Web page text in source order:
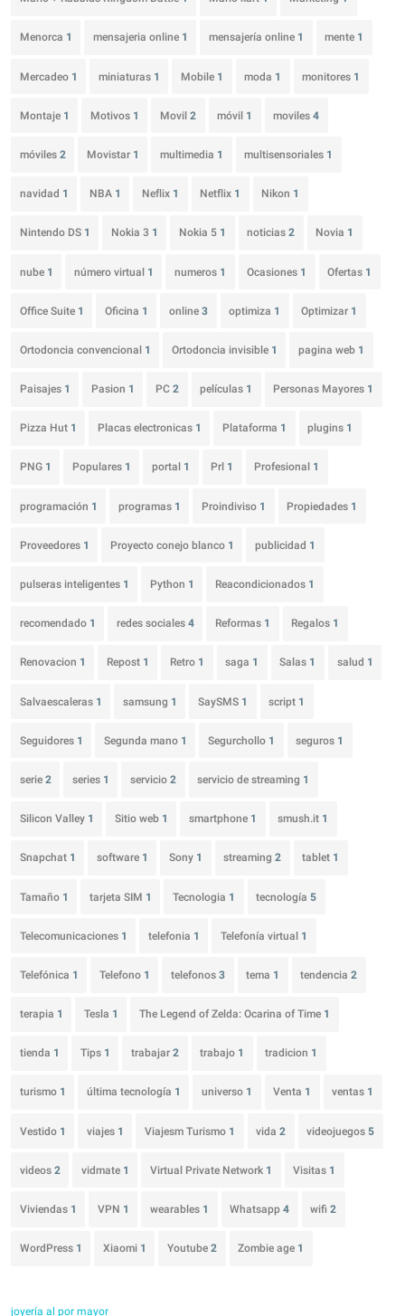
Menorca 1 mensajeria online 1 mensajería online 1 mente 1
Mercadeo 1 miniaturas 1 Mobile 1 moda 1 monitores 1
Montaje 1 Motivos 1 Movil 2 móvil 1 moviles4
móviles 2 Movistar 1 multimedia 1 multisensoriales 1
navidad 1 NBA 1 Neflix 1 Netflix 1 Nikon 1
Nintendo DS 1 Nokia 3 1 Nokia 5 1 noticias2 Novia 1
nube 1 número virtual 1 numeros 1 Ocasiones 1 Ofertas 1
Office Suite 1 Oficina 1 online 3 optimiza 1 Optimizar 1
Ortodoncia convencional 1 Ortodoncia invisible 1 pagina web 1
Paisajes 1 Pasion 1 PC 2 películas 1 Personas Mayores 1
Pizza Hut 1 Placas electronicas 1 Plataforma 1 plugins 1
PNG 1 Populares 1 portal 1 Prl 1 Profesional 1
programación 1 programas 1 Proindiviso 1 Propiedades 1
Proveedores 1 Proyecto conejo blanco 1 publicidad 1
pulseras inteligentes 1 Python 1 Reacondicionados 1
recomendado 1 redes sociales 4 Reformas 1 Regalos 1
Renovacion 1 Repost 1 Retro 1 saga 1 Salas 1 salud 1
Salvaescaleras 1 samsung 1 SaySMS 1 script 1
Seguidores 1 Segunda mano 1 Segurchollo 1 seguros 1
serie 2 series 1 servicio 2 servicio de streaming 1
Silicon Valley 1 Sitio web 1 smartphone 1 smush.it 1
Snapchat 1 software 1 Sony 1 streaming2 tablet 1
Tamaño 1 tarjeta SIM 1 Tecnologia 1 tecnología 5
Telecomunicaciones 1 telefonia 1 Telefonía virtual 1
Telefónica 1 Telefono 1 telefonos 3 tema 1 tendencia2
terapia 1 Tesla 1 The Legend of Zelda: Ocarina of Time 1
tienda 1 Tips 1 trabajar 2 trabajo 1 tradicion 1
turismo 1 última tecnología 1 universo 1 Venta 1 ventas 1
Vestido 1 viajes 1 Viajesm Turismo 1 vida2 videojuegos 5
videos 2 vidmate 1 Virtual Private Network 1 Visitas 1
Viviendas 1 VPN 1 wearables 1 Whatsapp4 wifi2
WordPress 1 Xiaomi 1 Youtube 2 Zombie age 1
joyería al por mayor